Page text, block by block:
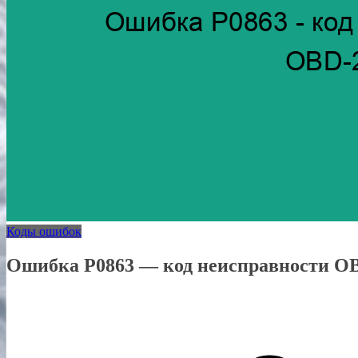
Коды ошибок
Ошибка P0863 — код неисправности